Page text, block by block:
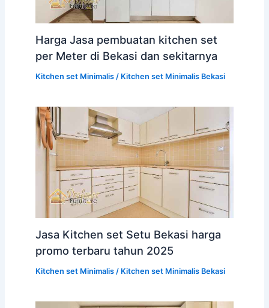
Harga Jasa pembuatan kitchen set
per Meter di Bekasi dan sekitarnya
Kitchen set Minimalis/ Kitchen set Minimalis Bekasi
Jasa Kitchen set Setu Bekasi harga
promo terbaru tahun 2025
Kitchen set Minimalis/ Kitchen set Minimalis Bekasi